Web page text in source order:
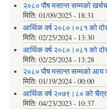
२०८० पौष मसान्त सम्मको
मिति: 01/09/2025 - 18:31
आर्थिक वर्ष २०८०।०८१ को
मिति: 02/25/2024 - 13:30
आर्थिक वर्ष २०८०।०८१ को
मिति: 02/25/2024 - 13:28
२०८० पौष मसान्त सम्मको आय
मिति: 01/19/2024 - 00:00
आर्थिक वर्ष २०७९।८० को
मिति: 04/23/2023 - 10:37